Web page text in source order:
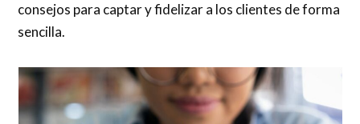
consejos para captar y fidelizar a los clientes de forma
sencilla.